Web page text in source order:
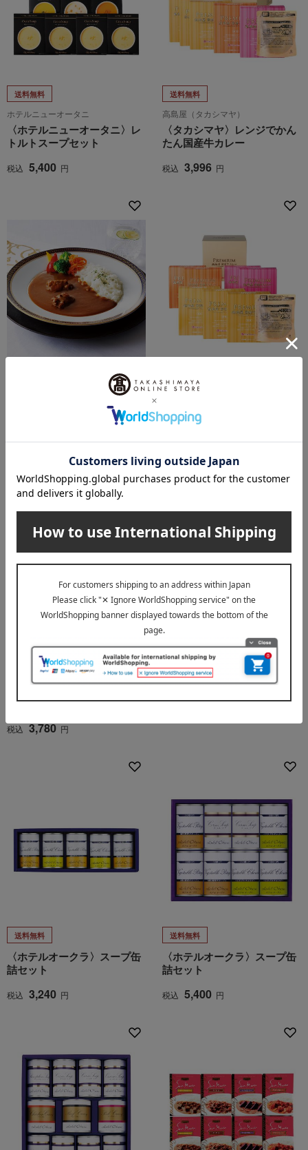
送料無料
ホテルニューオータニ
〈ホテルニューオータニ〉レ
トルトスープセット
税込 5,400 円
送料無料
高島屋（タカシマヤ）
〈タカシマヤ〉レンジでかん
たん国産牛カレー
税込 3,996 円
〈タカシマヤ〉レンジでかん
3,240
高島屋（タカシマヤ）
〈タカシマヤ〉レンジでかん
たん国産牛カレー
5,400
送料無料
高島屋（タカシマヤ）
のカレー・ハヤシライス
税込 3,780 円
送料無料
〈ホテルオークラ〉レトルト
スープセット
送料無料
〈ホテルオークラ〉スープ缶
詰セット
税込 3,240 円
送料無料
〈ホテルオークラ〉スープ缶
詰セット
税込 5,400 円